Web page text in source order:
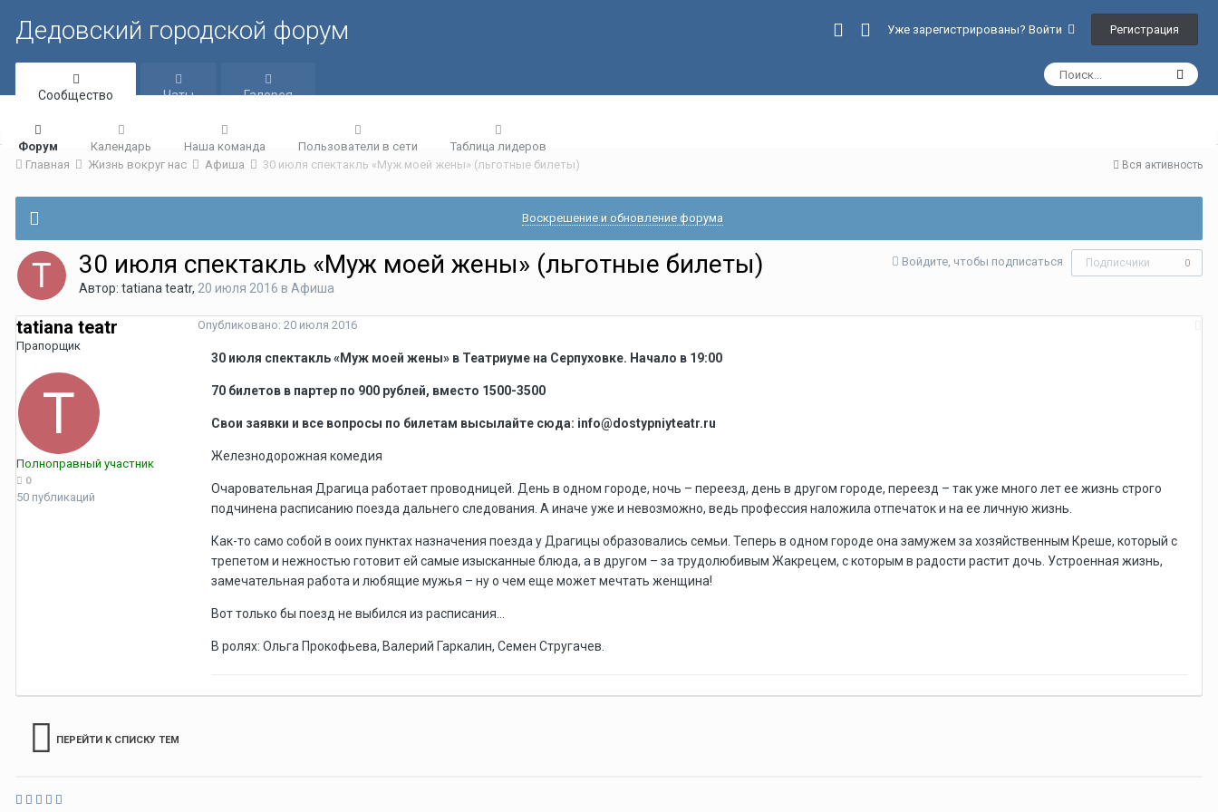
Дедовский городской форум Уже зарегистрированы? Войти Регистрация
Сообщество
Форум Календарь Наша команда Пользователи в сети Таблица лидеров
Чаты Галерея
Вся активность
Главная Жизнь вокруг нас Афиша 30 июля спектакль «Муж моей жены» (льготные билеты)
Воскрешение и обновление форума
Войдите, чтобы подписаться Подписчики 0
30 июля спектакль «Муж моей жены» (льготные билеты)
Автор: tatiana teatr, 20 июля 2016 в Афиша
tatiana teatr
Прапорщик
Полноправный участник
0
50 публикаций
Опубликовано: 20 июля 2016
30 июля спектакль «Муж моей жены» в Театриуме на Серпуховке. Начало в 19:00
70 билетов в партер по 900 рублей, вместо 1500-3500
Свои заявки и все вопросы по билетам высылайте сюда: info@dostypniyteatr.ru
Железнодорожная комедия
Очаровательная Драгица работает проводницей. День в одном городе, ночь – переезд, день в другом городе, переезд – так уже много лет ее жизнь строго
подчинена расписанию поезда дальнего следования. А иначе уже и невозможно, ведь профессия наложила отпечаток и на ее личную жизнь.
Как-то само собой в ооих пунктах назначения поезда у Драгицы образовались семьи. Теперь в одном городе она замужем за хозяйственным Креше, который с
трепетом и нежностью готовит ей самые изысканные блюда, а в другом – за трудолюбивым Жакрецем, с которым в радости растит дочь. Устроенная жизнь,
замечательная работа и любящие мужья – ну о чем еще может мечтать женщина!
Вот только бы поезд не выбился из расписания…
В ролях: Ольга Прокофьева, Валерий Гаркалин, Семен Стругачев.
ПЕРЕЙТИ К СПИСКУ ТЕМ